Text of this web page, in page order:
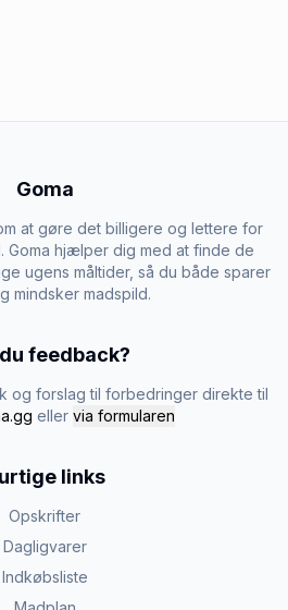
Goma
at gøre det billigere og lettere for
Goma hjælper dig med at finde de
ugens måltider, så du både sparer
mindsker madspild.
feedback?
og forslag til forbedringer direkte til
eller via formularen
links
Opskrifter
Dagligvarer
Indkøbsliste